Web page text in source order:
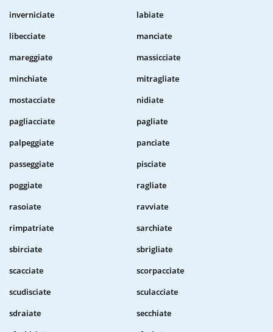
inverniciate
labiate
libecciate
manciate
mareggiate
massicciate
minchiate
mitragliate
mostacciate
nidiate
pagliacciate
pagliate
palpeggiate
panciate
passeggiate
pisciate
poggiate
ragliate
rasoiate
ravviate
rimpatriate
sarchiate
sbirciate
sbrigliate
scacciate
scorpacciate
scudisciate
sculacciate
sdraiate
secchiate